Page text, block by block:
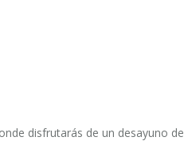
disfrutarás de un desayuno de